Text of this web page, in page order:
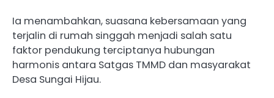
Ia menambahkan, suasana kebersamaan yang
terjalin di rumah singgah menjadi salah satu
faktor pendukung terciptanya hubungan
harmonis antara Satgas TMMD dan masyarakat
Desa Sungai Hijau.